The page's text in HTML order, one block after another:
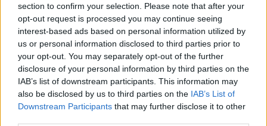
section to confirm your selection. Please note that after your
opt-out request is processed you may continue seeing
interest-based ads based on personal information utilized by
us or personal information disclosed to third parties prior to
your opt-out. You may separately opt-out of the further
disclosure of your personal information by third parties on the
IAB’s list of downstream participants. This information may
also be disclosed by us to third parties on the IAB’s List of
Downstream Participants that may further disclose it to other